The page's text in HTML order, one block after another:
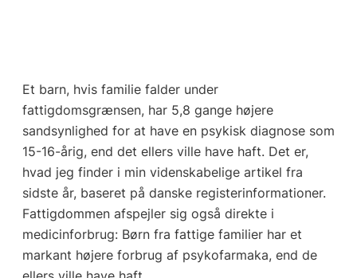
Et barn, hvis familie falder under
fattigdomsgrænsen, har 5,8 gange højere
sandsynlighed for at have en psykisk diagnose som
15-16-årig, end det ellers ville have haft. Det er,
hvad jeg finder i min videnskabelige artikel fra
sidste år, baseret på danske registerinformationer.
Fattigdommen afspejler sig også direkte i
medicinforbrug: Børn fra fattige familier har et
markant højere forbrug af psykofarmaka, end de